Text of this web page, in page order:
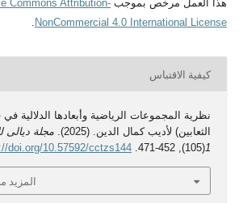
هذا العمل مرخص بموجب Commons Attribution-
NonCommercial 4.0 International License
.
كيفية الاقتباس
نظرية المجموعات الرياضية وأبعادها الدلالية
الثعابين) لأديب كمال الدين. (2025).
مجلة ديالى
1
(105), 452-471.
doi.org/10.57592/cctzs144
المزيد